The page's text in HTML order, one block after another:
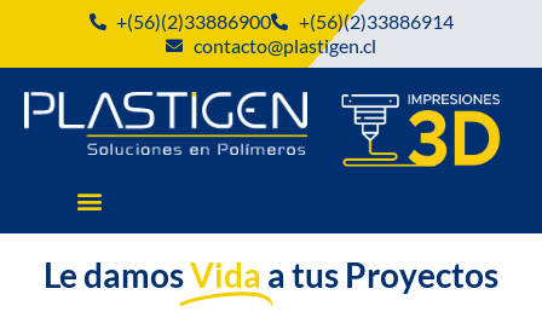
+(56)(2)33886900
+(56)(2)33886914
contacto@plastigen.cl
Le damosVida a tus Proyectos